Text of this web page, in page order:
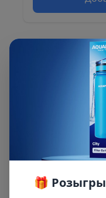
Описание и
🎁